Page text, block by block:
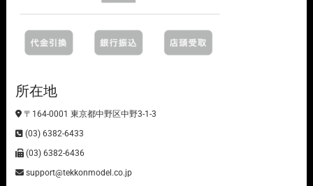
所在地
〒164-0001 東京都中野区中野3-1-3
(03) 6382-6433
(03) 6382-6436
support@tekkonmodel.co.jp